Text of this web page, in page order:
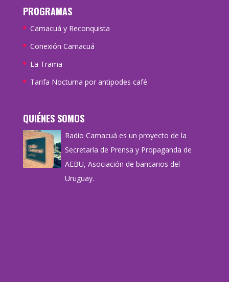
PROGRAMAS
Camacuá y Reconquista
Conexión Camacuá
La Trama
Tarifa Nocturna por antipodes café
QUIÉNES SOMOS
Radio Camacuá es un proyecto de la
Secretaría de Prensa y Propaganda de
AEBU, Asociación de bancarios del
Uruguay.